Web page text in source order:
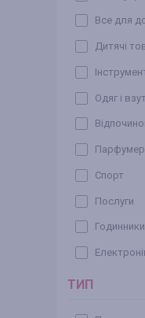
Все для
Дитячі
Одяг і
Спорт
Послуги
ТИП